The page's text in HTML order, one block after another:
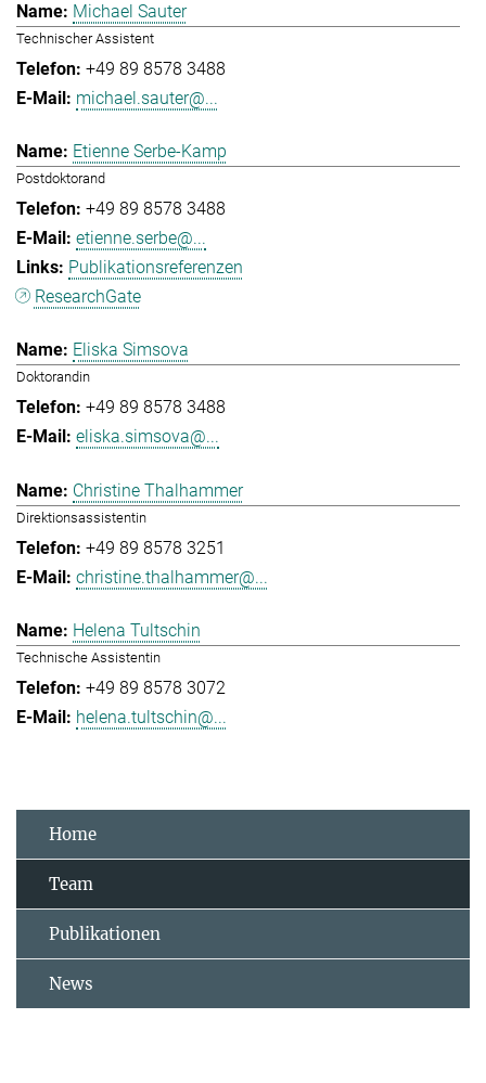
Michael Sauter
Technischer Assistent
+49 89 8578 3488
michael.sauter@...
Etienne Serbe-Kamp
Postdoktorand
+49 89 8578 3488
etienne.serbe@...
Publikationsreferenzen
ResearchGate
Eliska Simsova
Doktorandin
+49 89 8578 3488
eliska.simsova@...
Christine Thalhammer
Direktionsassistentin
+49 89 8578 3251
christine.thalhammer@...
Helena Tultschin
Technische Assistentin
+49 89 8578 3072
helena.tultschin@...
Home
Team
Publikationen
News